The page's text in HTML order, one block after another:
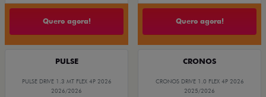
Quero agora! Quero agora!
PULSE
PULSE DRIVE 1.3 MT FLEX 4P 2026
2026/2026
CRONOS
CRONOS DRIVE 1.0 FLEX 4P 2026
2025/2026